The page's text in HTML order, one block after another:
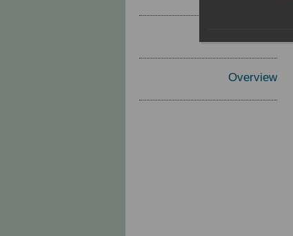
Overview